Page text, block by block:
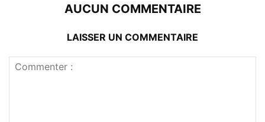
AUCUN COMMENTAIRE
LAISSER UN COMMENTAIRE